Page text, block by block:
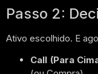
Passo 2:
Ativo escolhido. E
Call (Para